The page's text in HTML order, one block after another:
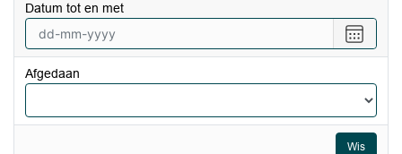
vanaf
Datum tot en met
een
tot
en
met
Afgedaan
Wis